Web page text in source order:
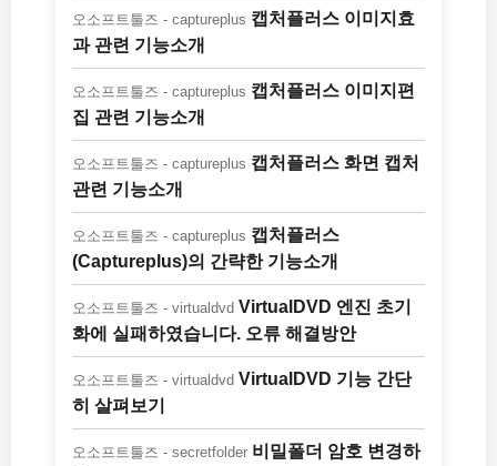
오소프트툴즈 - captureplus 캡처플러스 이미지효
과 관련 기능소개
오소프트툴즈 - captureplus 캡처플러스 이미지편
집 관련 기능소개
오소프트툴즈 - captureplus 캡처플러스 화면 캡처
관련 기능소개
오소프트툴즈 - captureplus 캡처플러스
(Captureplus)의 간략한 기능소개
오소프트툴즈 - virtualdvd VirtualDVD 엔진 초기
화에 실패하였습니다. 오류 해결방안
오소프트툴즈 - virtualdvd VirtualDVD 기능 간단
히 살펴보기
오소프트툴즈 - secretfolder 비밀폴더 암호 변경하